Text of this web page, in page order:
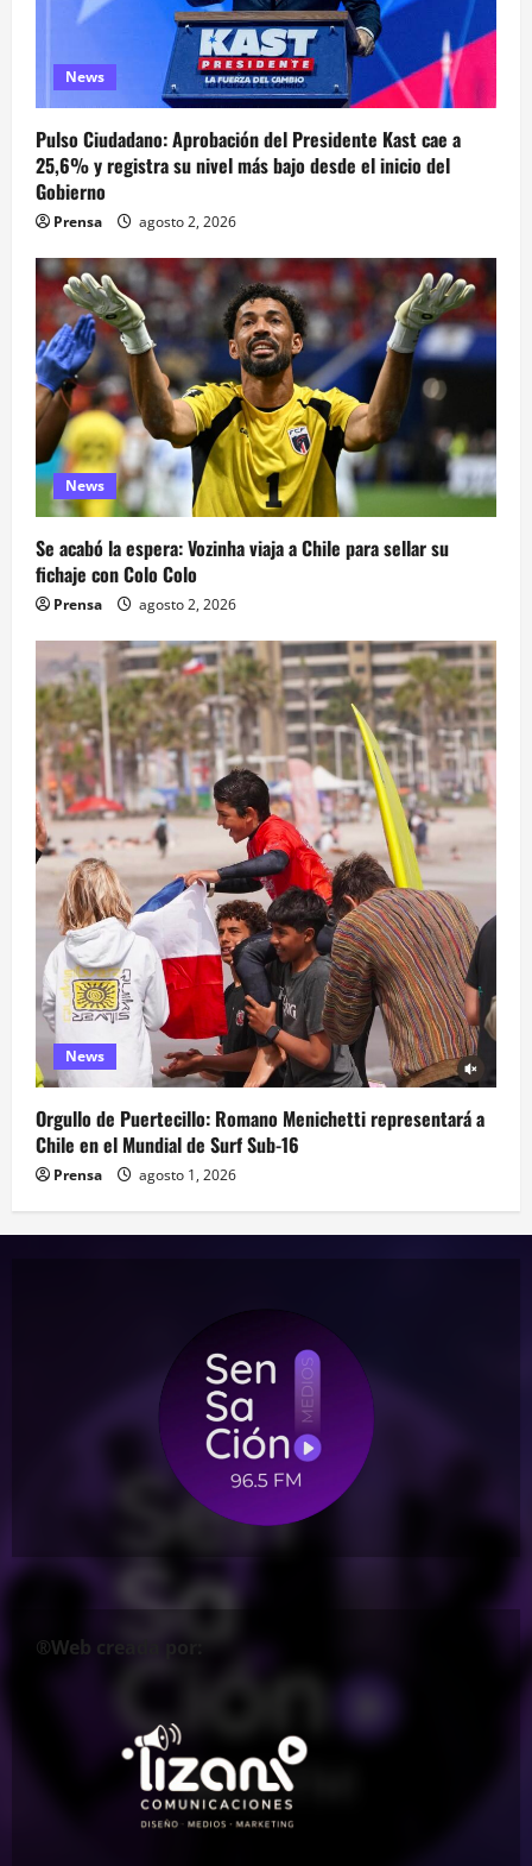
News
Pulso Ciudadano: Aprobación del Presidente Kast cae a
25,6% y registra su nivel más bajo desde el inicio del
Gobierno
Prensa agosto 2, 2026
News
Se acabó la espera: Vozinha viaja a Chile para sellar su
fichaje con Colo Colo
Prensa agosto 2, 2026
News
Orgullo de Puertecillo: Romano Menichetti representará a
Chile en el Mundial de Surf Sub-16
Prensa agosto 1, 2026
®Web creada por: